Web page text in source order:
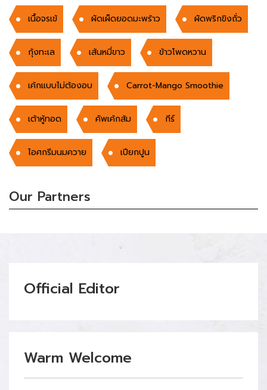
เนื้อจรเข้ ผัดเผ็ดยอดมะพร้าว ผัดพริกขิงถั่ว
กุ้งทะเล เส้นหมี่ขาว ข้าวโพดหวาน
เค้กแบบไม่ต้องอบ Carrot-Mango Smoothie
เต้าหู้ทอด คัพเค้กส้ม กีร์
ไอศกรีมนมควาย เปียกปูน
Our Partners
Official Editor
Warm Welcome